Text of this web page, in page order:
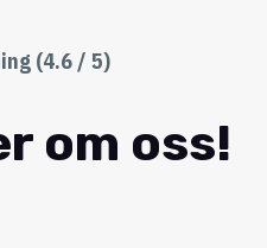
(4.6 / 5)
om oss!